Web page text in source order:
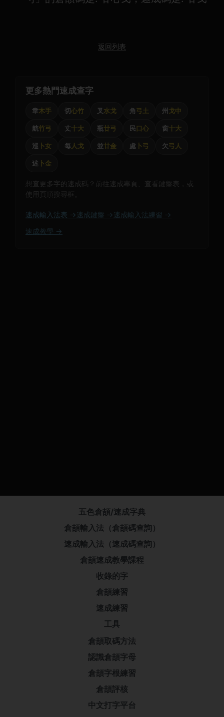
返回列表
更多熱門速成查字
韋木手 切心竹 叉 水戈 角弓土 州 戈中
航竹弓 丈十大 瓶廿弓 民口心 窗十大
巡 卜女 每人戈 並廿金 處 卜弓 欠弓人
述 卜金
想查更多字的速成碼？前往速成專頁、查看鍵盤表，或
使用頁頂搜尋框。
速成輸入法表 → 速成鍵盤 → 速成輸入法練習 →
速成教學 →
五色倉頡/速成字典
倉頡輸入法（倉頡碼查詢）
速成輸入法（速成碼查詢）
倉頡速成教學課程
收錄的字
倉頡練習
速成練習
工具
倉頡取碼方法
認識倉頡字母
倉頡字根練習
倉頡評核
中文打字平台